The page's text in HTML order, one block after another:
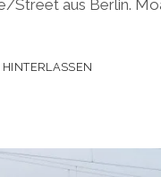
aus Berlin.